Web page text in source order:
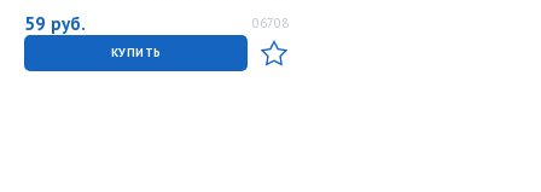
заземления. упаковка – пакет
59 руб. 06708
КУПИТЬ